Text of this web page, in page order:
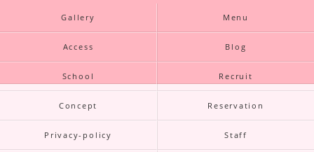
Gallery Menu
Access Blog
School Recruit
Concept Reservation
Privacy-policy Staff